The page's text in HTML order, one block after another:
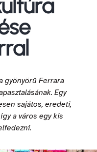
Collection
Camping Village
Resort
gyönyörű Ferrara
Egy
sajátos, eredeti,
a város egy kis